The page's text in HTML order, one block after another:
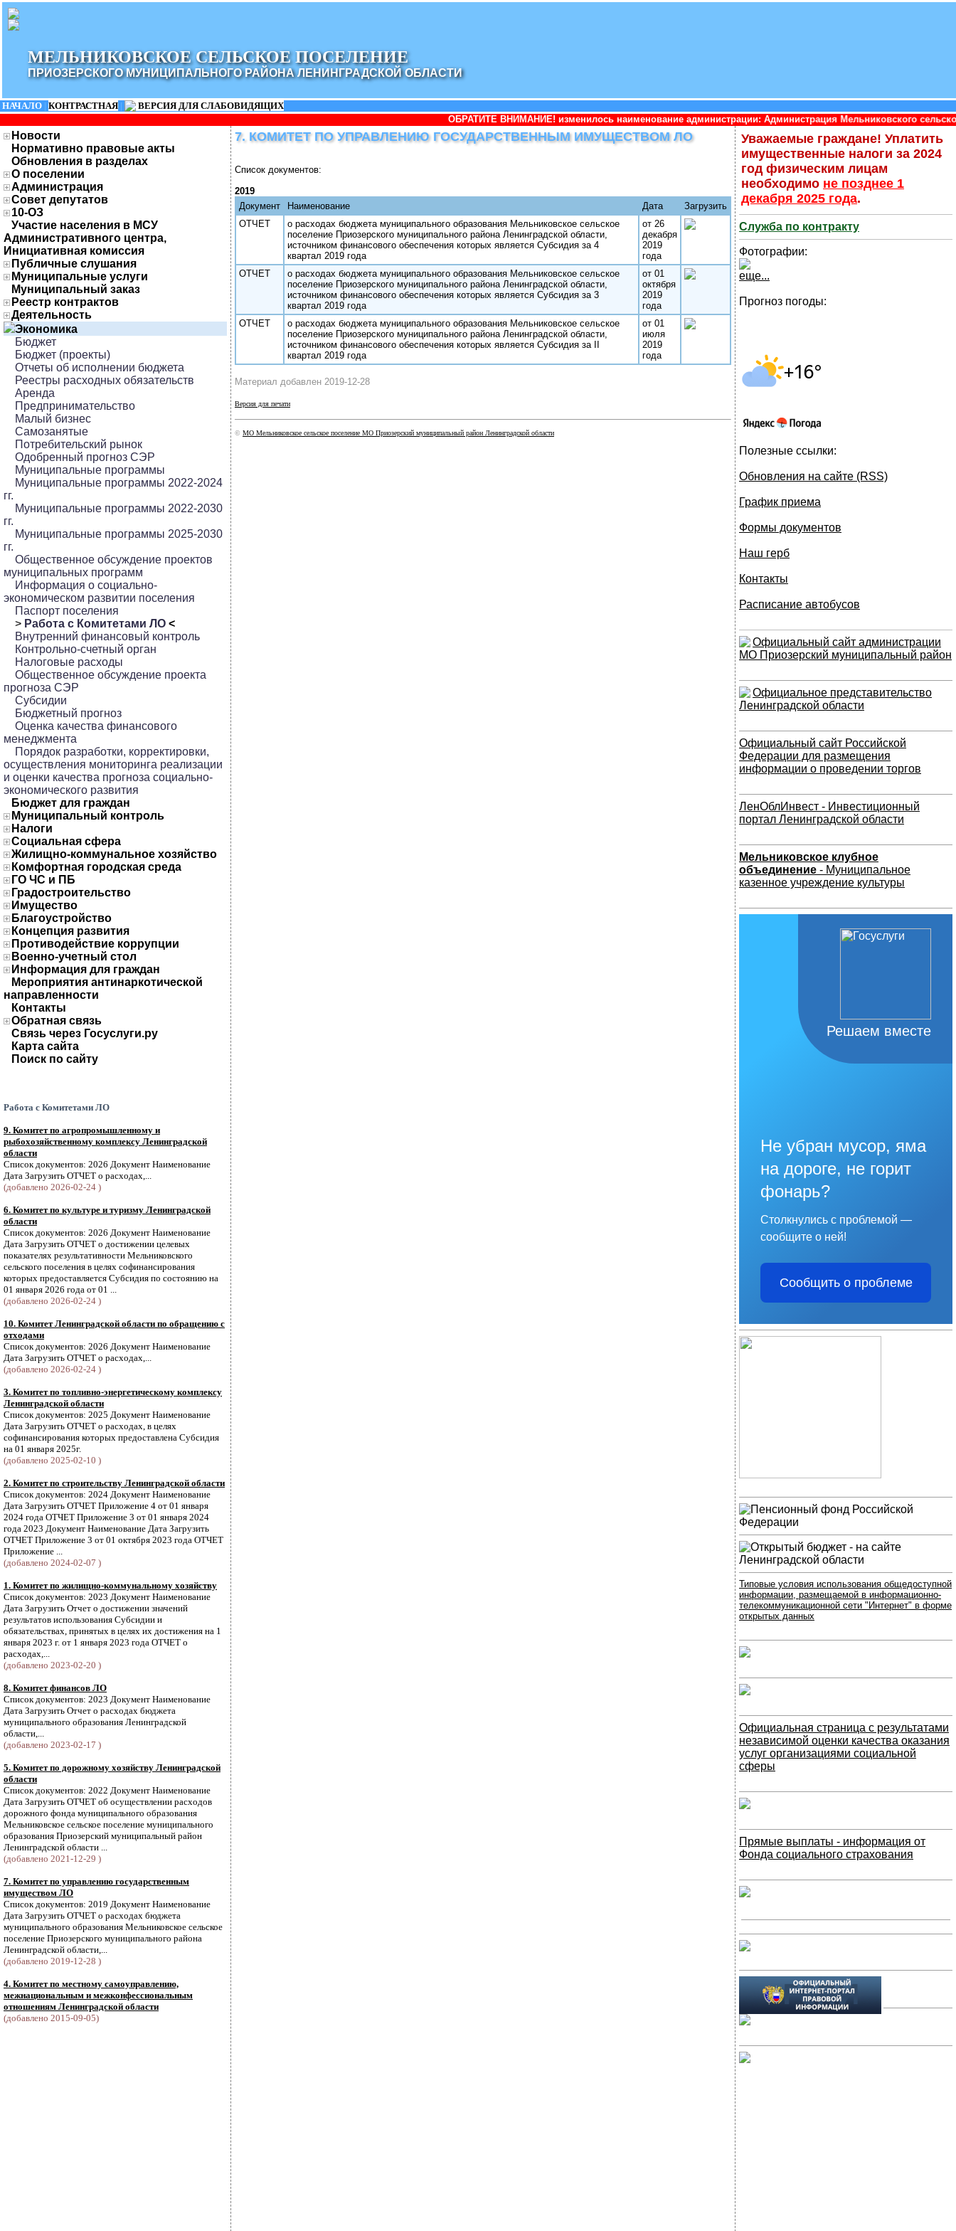
МЕЛЬНИКОВСКОЕ СЕЛЬСКОЕ ПОСЕЛЕНИЕ
ПРИОЗЕРСКОГО МУНИЦИПАЛЬНОГО РАЙОНА ЛЕНИНГРАДСКОЙ ОБЛАСТИ
НАЧАЛО | КОНТРАСТНАЯ |
ВЕРСИЯ ДЛЯ СЛАБОВИДЯЩИХ
ОБРАТИТЕ ВНИМАНИЕ! изменилось наименование администрации: Администрация Мельниковского сельского
Новости
Нормативно правовые акты
Обновления в разделах
О поселении
Администрация
Совет депутатов
10-ОЗ
Участие населения в МСУ
Административного центра,
Инициативная комиссия
Публичные слушания
Муниципальные услуги
Муниципальный заказ
Реестр контрактов
Деятельность
Экономика
Бюджет
Бюджет (проекты)
Отчеты об исполнении бюджета
Реестры расходных обязательств
Аренда
Предпринимательство
Малый бизнес
Самозанятые
Потребительский рынок
Одобренный прогноз СЭР
Муниципальные программы
Муниципальные программы 2022-2024
гг.
Муниципальные программы 2022-2030
гг.
Муниципальные программы 2025-2030
гг.
Общественное обсуждение проектов
муниципальных программ
Информация о социально-
экономическом развитии поселения
Паспорт поселения
> Работа с Комитетами ЛО <
Внутренний финансовый контроль
Контрольно-счетный орган
Налоговые расходы
Общественное обсуждение проекта
прогноза СЭР
Субсидии
Бюджетный прогноз
Оценка качества финансового
менеджмента
Порядок разработки, корректировки,
осуществления мониторинга реализации
и оценки качества прогноза социально-
экономического развития
Бюджет для граждан
Муниципальный контроль
Налоги
Социальная сфера
Жилищно-коммунальное хозяйство
Комфортная городская среда
ГО ЧС и ПБ
Градостроительство
Имущество
Благоустройство
Концепция развития
Противодействие коррупции
Военно-учетный стол
Информация для граждан
Мероприятия антинаркотической
направленности
Контакты
Обратная связь
Связь через Госуслуги.ру
Карта сайта
Поиск по сайту
Работа с Комитетами ЛО
9. Комитет по агропромышленному и
рыбохозяйственному комплексу Ленинградской
области
Список документов: 2026 Документ Наименование
Дата Загрузить ОТЧЕТ о расходах,...
(добавлено 2026-02-24 )
6. Комитет по культуре и туризму Ленинградской
области
Список документов: 2026 Документ Наименование
Дата Загрузить ОТЧЕТ о достижении целевых
показателях результативности Мельниковского
сельского поселения в целях софинансирования
которых предоставляется Субсидия по состоянию на
01 января 2026 года от 01 ...
(добавлено 2026-02-24 )
10. Комитет Ленинградской области по обращению с
отходами
Список документов: 2026 Документ Наименование
Дата Загрузить ОТЧЕТ о расходах,...
(добавлено 2026-02-24 )
3. Комитет по топливно-энергетическому комплексу
Ленинградской области
Список документов: 2025 Документ Наименование
Дата Загрузить ОТЧЕТ о расходах, в целях
софинансирования которых предоставлена Субсидия
на 01 января 2025г.
(добавлено 2025-02-10 )
2. Комитет по строительству Ленинградской области
Список документов: 2024 Документ Наименование
Дата Загрузить ОТЧЕТ Приложение 4 от 01 января
2024 года ОТЧЕТ Приложение 3 от 01 января 2024
года 2023 Документ Наименование Дата Загрузить
ОТЧЕТ Приложение 3 от 01 октября 2023 года ОТЧЕТ
Приложение ...
(добавлено 2024-02-07 )
1. Комитет по жилищно-коммунальному хозяйству
Список документов: 2023 Документ Наименование
Дата Загрузить Отчет о достижении значений
результатов использования Субсидии и
обязательствах, принятых в целях их достижения на 1
января 2023 г. от 1 января 2023 года ОТЧЕТ о
расходах,...
(добавлено 2023-02-20 )
8. Комитет финансов ЛО
Список документов: 2023 Документ Наименование
Дата Загрузить Отчет о расходах бюджета
муниципального образования Ленинградской
области,...
(добавлено 2023-02-17 )
5. Комитет по дорожному хозяйству Ленинградской
области
Список документов: 2022 Документ Наименование
Дата Загрузить ОТЧЕТ об осуществлении расходов
дорожного фонда муниципального образования
Мельниковское сельское поселение муниципального
образования Приозерский муниципальный район
Ленинградской области ...
(добавлено 2021-12-29 )
7. Комитет по управлению государственным
имуществом ЛО
Список документов: 2019 Документ Наименование
Дата Загрузить ОТЧЕТ о расходах бюджета
муниципального образования Мельниковское сельское
поселение Приозерского муниципального района
Ленинградской области,...
(добавлено 2019-12-28 )
4. Комитет по местному самоуправлению,
межнациональным и межконфессиональным
отношениям Ленинградской области
(добавлено 2015-09-05)
7. КОМИТЕТ ПО УПРАВЛЕНИЮ ГОСУДАРСТВЕННЫМ ИМУЩЕСТВОМ ЛО
Список документов:
2019
Документ
Наименование Дата
Загрузить
ОТЧЕТ
о расходах бюджета муниципального образования Мельниковское сельское
поселение Приозерского муниципального района Ленинградской области,
источником финансового обеспечения которых является Субсидия за 4
квартал 2019 года
от 26
декабря
2019
года
ОТЧЕТ
о расходах бюджета муниципального образования Мельниковское сельское
поселение Приозерского муниципального района Ленинградской области,
источником финансового обеспечения которых является Субсидия за 3
квартал 2019 года
от 01
октября
2019
года
ОТЧЕТ
о расходах бюджета муниципального образования Мельниковское сельское
поселение Приозерского муниципального района Ленинградской области,
источником финансового обеспечения которых является Субсидия за II
квартал 2019 года
от 01
июля
2019
года
Материал добавлен 2019-12-28
Версия для печати
© МО Мельниковское сельское поселение МО Приозерский муниципальный район Ленинградской области
Уважаемые граждане! Уплатить
имущественные налоги за 2024
год физическим лицам
необходимо не позднее 1
декабря 2025 года.
Служба по контракту
Фотографии:
еще...
Прогноз погоды:
Полезные ссылки:
Обновления на сайте (RSS)
График приема
Формы документов
Наш герб
Контакты
Расписание автобусов
Официальный сайт администрации
МО Приозерский муниципальный район
Официальное представительство
Ленинградской области
Официальный сайт Российской
Федерации для размещения
информации о проведении торгов
ЛенОблИнвест - Инвестиционный
портал Ленинградской области
Мельниковское клубное
объединение - Муниципальное
казенное учреждение культуры
Решаем вместе
Не убран мусор, яма
на дороге, не горит
фонарь?
Столкнулись с проблемой —
сообщите о ней!
Сообщить о проблеме
Типовые условия использования общедоступной
информации, размещаемой в информационно-
телекоммуникационной сети "Интернет" в форме
открытых данных
Официальная страница с результатами
независимой оценки качества оказания
услуг организациями социальной
сферы
Прямые выплаты - информация от
Фонда социального страхования